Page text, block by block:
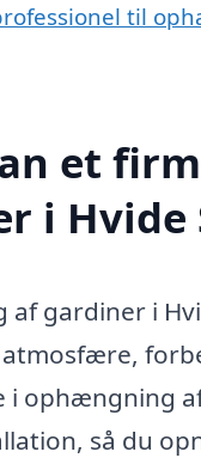
til
et
i Hvide
gardiner i
atmosfære,
i ophængning
så du